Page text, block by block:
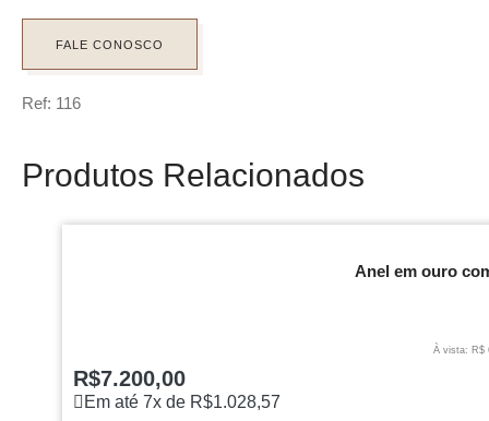
FALE CONOSCO
Ref: 116
Produtos Relacionados
Anel em ouro
À vista: R$
R$7.200,00
Em até 7x de R$1.028,57